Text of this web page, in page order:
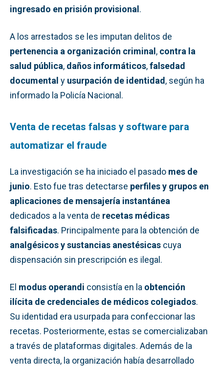
ingresado en prisión provisional.
A los arrestados se les imputan delitos de
pertenencia a organización criminal, contra la
salud pública, daños informáticos,falsedad
documental y usurpación de identidad, según ha
informado la Policía Nacional.
Venta de recetas falsas y software para
automatizar el fraude
La investigación se ha iniciado el pasado mes de
junio. Esto fue tras detectarse perfiles y grupos en
aplicaciones de mensajería instantánea
dedicados a la venta de recetas médicas
falsificadas. Principalmente para la obtención de
analgésicos y sustancias anestésicas cuya
dispensación sin prescripción es ilegal.
El modus operandi consistía en la obtención
ilícita de credenciales de médicos colegiados.
Su identidad era usurpada para confeccionar las
recetas. Posteriormente, estas se comercializaban
a través de plataformas digitales. Además de la
venta directa, la organización había desarrollado